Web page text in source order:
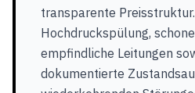
transparente
Hochdruckspülung,
empfindliche Leitungen
dokumentierte